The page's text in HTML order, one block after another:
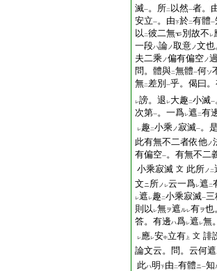
滅一。所二 以然一者。
安立一。由下於二有體一
以 二彼二無 別故不 レ
一段ハ論ノ取意ノ文也
夫二乘 ノ偏有偏空ノ
問。體與二無體一何ソ
無二差別 一乎。偈曰
レ謗。退 レ大趣 二小滅一
次第一。一爲レ遮 二有
レ趣 二小乘 ノ寂滅一。
此有無不二者依他ノ
有偏空一。有無不二
小乘寂滅 文 此所ノ 二
文ニ所ノ レ云一爲レ遮 二
レ遮 レ趣 二小乘寂滅一
則以 レ無ヲ遮ルレ有ヲ也
答。有邊ハ爲レ遮 レ無
レ應レ安中立有 上 文 誹
論文云。問。云何遮
此ハ明 下由 二有體ニ一知